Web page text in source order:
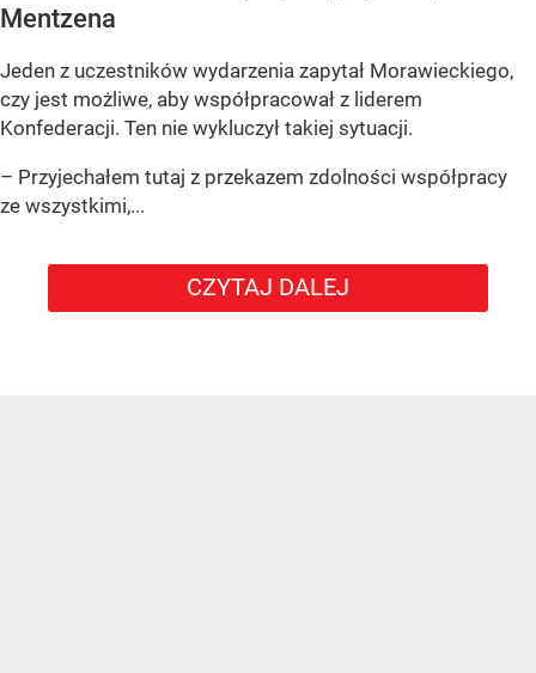
Mentzena
Jeden z uczestników wydarzenia zapytał Morawieckiego,
czy jest możliwe, aby współpracował z liderem
Konfederacji. Ten nie wykluczył takiej sytuacji.
– Przyjechałem tutaj z przekazem zdolności współpracy
ze wszystkimi,...
CZYTAJ DALEJ